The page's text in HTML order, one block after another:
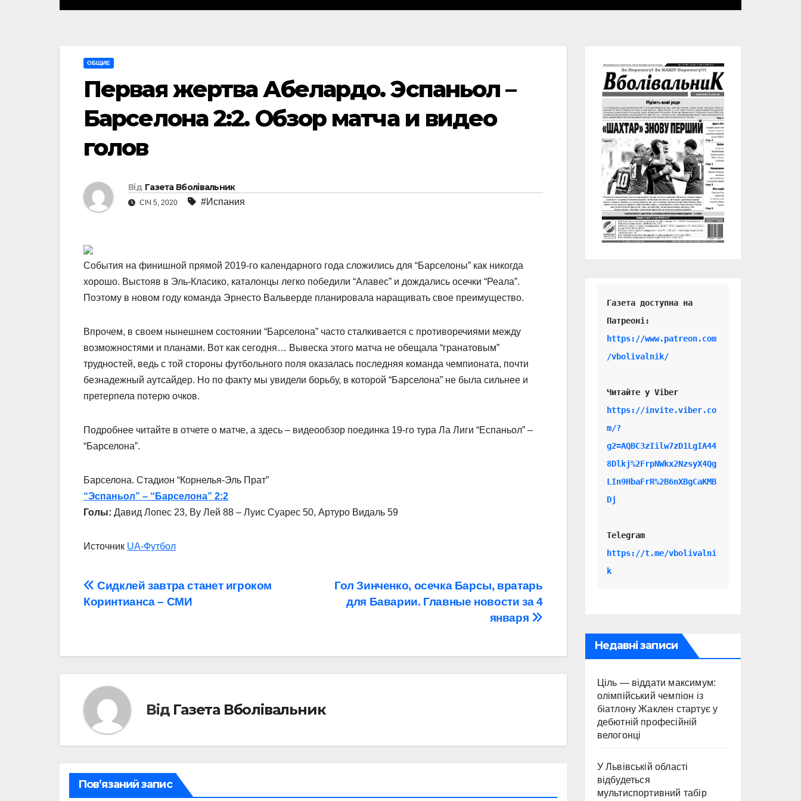
ОБЩИЕ
Первая жертва Абелардо. Эспаньол –
Барселона 2:2. Обзор матча и видео
голов
Від Газета Вболівальник
СІЧ 5, 2020 #Испания
События на финишной прямой 2019-го календарного года сложились для “Барселоны” как никогда
хорошо. Выстояв в Эль-Класико, каталонцы легко победили “Алавес” и дождались осечки “Реала”.
Поэтому в новом году команда Эрнесто Вальверде планировала наращивать свое преимущество.
Впрочем, в своем нынешнем состоянии “Барселона” часто сталкивается с противоречиями между
возможностями и планами. Вот как сегодня… Вывеска этого матча не обещала “гранатовым”
трудностей, ведь с той стороны футбольного поля оказалась последняя команда чемпионата, почти
безнадежный аутсайдер. Но по факту мы увидели борьбу, в которой “Барселона” не была сильнее и
претерпела потерю очков.
Подробнее читайте в отчете о матче, а здесь – видеообзор поединка 19-го тура Ла Лиги “Еспаньол” –
“Барселона”.
Барселона. Стадион “Корнелья-Эль Прат”
“Эспаньол” – “Барселона” 2:2
Голы: Давид Лопес 23, Ву Лей 88 – Луис Суарес 50, Артуро Видаль 59
Источник UA-Футбол
Навігація
записів
Гол Зинченко, осечка Барсы, вратарь
для Баварии. Главные новости за 4
января
Сидклей завтра станет игроком
Коринтианса – СМИ
Від Газета Вболівальник
Пов’язаний запис
Газета доступна на
https://www.patreon.com
/vbolivalnik/
Читайте у Viber
https://invite.viber.co
m/?
g2=AQBC3zIilw7zD1LgIA44
8Dlkj%2FrpNWkx2NzsyX4Qg
LIn9HbaFrR%2B6nXBgCaKMB
Dj
Telegram
https://t.me/vbolivalni
k
Недавні записи
Ціль — віддати максимум:
олімпійський чемпіон із
біатлону Жаклен стартує у
дебютній професійній
велогонці
У Львівській області
відбудеться
мультиспортивний табір